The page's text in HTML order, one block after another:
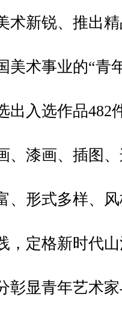
术新锐、推出
美术事业的“青
出入选作品482
、漆画、插图
、形式多样、
，定格新时代
彰显青年艺术